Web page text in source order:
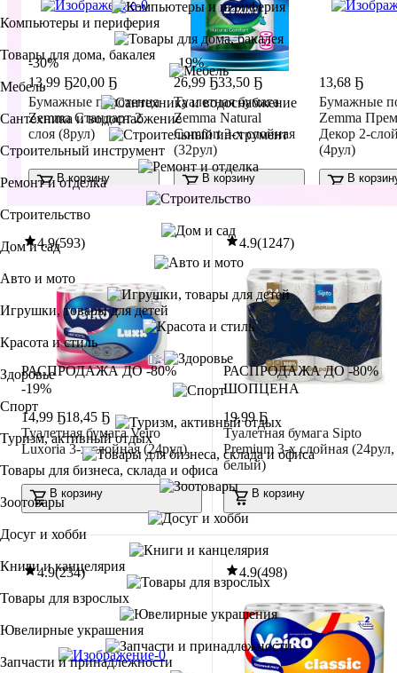
Компьютеры и периферия
Товары для дома, бакалея
Мебель
Сантехника и водоснабжение
Строительный инструмент
Ремонт и отделка
Строительство
Дом и сад
Авто и мото
Игрушки, товары для детей
Красота и стиль
Здоровье
Спорт
Туризм, активный отдых
Товары для бизнеса, склада и офиса
Зоотовары
Досуг и хобби
Книги и канцелярия
Товары для взрослых
Ювелирные украшения
Запчасти и принадлежности
-30%
13,99 Ҕ20,00 Ҕ
Бумажные полотенца
Zemma Стандарт 2
слоя (8рул)
В корзину
-19%
26,99 Ҕ33,50 Ҕ
Туалетная бумага
Zemma Natural
Comfort 3-х слойная
(32рул)
В корзину
13,68 Ҕ
Бумажные
Zemma
Декор 2-
(4рул)
В
4.9(593)
-19%
РАСПРОДАЖА ДО -80%
14,99 Ҕ18,45 Ҕ
Туалетная бумага Veiro
Luxoria 3-х слойная (24рул)
В корзину
4.9(1247)
ШОПЦЕНА
РАСПРОДАЖА ДО -80%
19,99 Ҕ
Туалетная бумага Sipto
Premium 3-х слойная (24рул,
белый)
В корзину
4.9(234) 4.9(498)